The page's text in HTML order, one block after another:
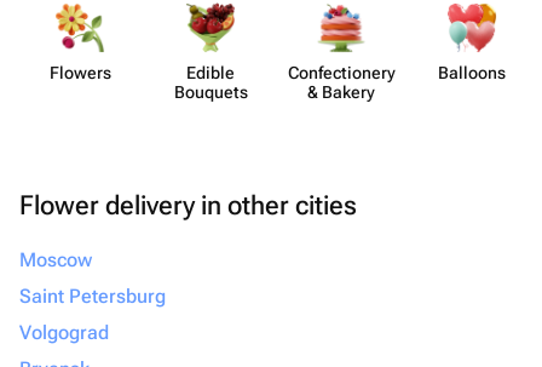
Flowers
Edible
Bouquets
Confect​ionery
& Bakery
Balloons
Flower delivery in other cities
Moscow
Saint Petersburg
Volgograd